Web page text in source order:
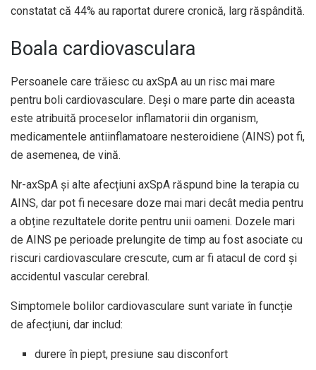
constatat că 44% au raportat durere cronică, larg răspândită.
Boala cardiovasculara
Persoanele care trăiesc cu axSpA au un risc mai mare
pentru boli cardiovasculare. Deși o mare parte din aceasta
este atribuită proceselor inflamatorii din organism,
medicamentele antiinflamatoare nesteroidiene (AINS) pot fi,
de asemenea, de vină.
Nr-axSpA și alte afecțiuni axSpA răspund bine la terapia cu
AINS, dar pot fi necesare doze mai mari decât media pentru
a obține rezultatele dorite pentru unii oameni. Dozele mari
de AINS pe perioade prelungite de timp au fost asociate cu
riscuri cardiovasculare crescute, cum ar fi atacul de cord și
accidentul vascular cerebral.
Simptomele bolilor cardiovasculare sunt variate în funcție
de afecțiuni, dar includ:
durere în piept, presiune sau disconfort